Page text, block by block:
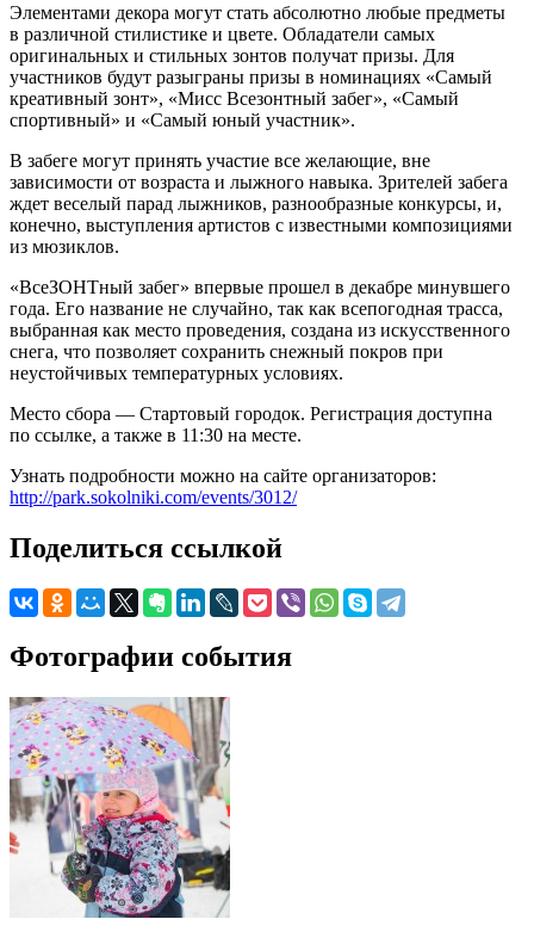
Элементами декора могут стать абсолютно любые предметы
в различной стилистике и цвете. Обладатели самых
оригинальных и стильных зонтов получат призы. Для
участников будут разыграны призы в номинациях «Самый
креативный зонт», «Мисс Всезонтный забег», «Самый
спортивный» и «Самый юный участник».
В забеге могут принять участие все желающие, вне
зависимости от возраста и лыжного навыка. Зрителей забега
ждет веселый парад лыжников, разнообразные конкурсы, и,
конечно, выступления артистов с известными композициями
из мюзиклов.
«ВсеЗОНТный забег» впервые прошел в декабре минувшего
года. Его название не случайно, так как всепогодная трасса,
выбранная как место проведения, создана из искусственного
снега, что позволяет сохранить снежный покров при
неустойчивых температурных условиях.
Место сбора — Стартовый городок. Регистрация доступна
по ссылке, а также в 11:30 на месте.
Узнать подробности можно на сайте организаторов:
http://park.sokolniki.com/events/3012/
Поделиться ссылкой
Фотографии события